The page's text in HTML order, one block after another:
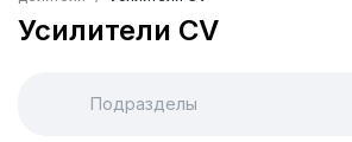
Усилители CV
Подразделы